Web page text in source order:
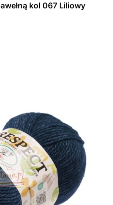
kol 067 Liliowy